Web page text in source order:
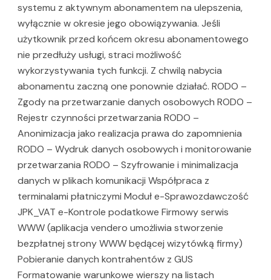
systemu z aktywnym abonamentem na ulepszenia,
wyłącznie w okresie jego obowiązywania. Jeśli
użytkownik przed końcem okresu abonamentowego
nie przedłuży usługi, straci możliwość
wykorzystywania tych funkcji. Z chwilą nabycia
abonamentu zaczną one ponownie działać. RODO –
Zgody na przetwarzanie danych osobowych RODO –
Rejestr czynności przetwarzania RODO –
Anonimizacja jako realizacja prawa do zapomnienia
RODO – Wydruk danych osobowych i monitorowanie
przetwarzania RODO – Szyfrowanie i minimalizacja
danych w plikach komunikacji Współpraca z
terminalami płatniczymi Moduł e-Sprawozdawczość
JPK_VAT e-Kontrole podatkowe Firmowy serwis
WWW (aplikacja vendero umożliwia stworzenie
bezpłatnej strony WWW będącej wizytówką firmy)
Pobieranie danych kontrahentów z GUS
Formatowanie warunkowe wierszy na listach